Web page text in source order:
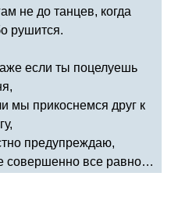
не до танцев, когда
рушится.
если ты поцелуешь
мы прикоснемся друг к
предупреждаю,
совершенно все равно…